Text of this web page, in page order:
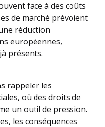
face à des coûts
de marché prévoient
réduction
européennes,
présents.
rappeler les
où des droits de
un outil de pression.
les conséquences